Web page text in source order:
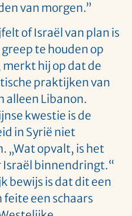
van morgen.”
of Israël van plan is
te houden op
hij op dat de
praktijken van
alleen Libanon.
kwestie is de
in Syrië niet
„Wat opvalt, is het
binnendringt.“
bewijs is dat dit een
feite een schaars